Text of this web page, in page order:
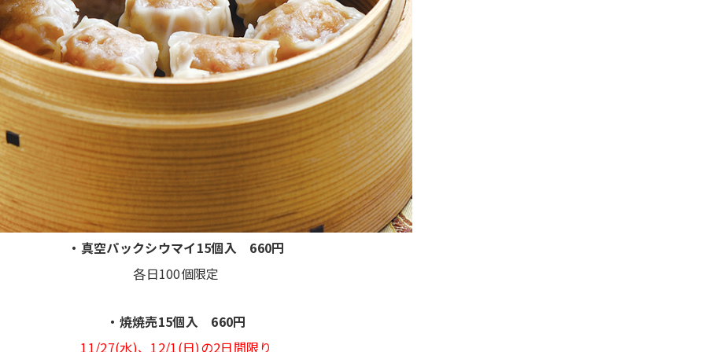
・真空パックシウマイ15個入 660円
各日100個限定
・焼焼売15個入 660円
11/27(水)、12/1(日)の2日間限り